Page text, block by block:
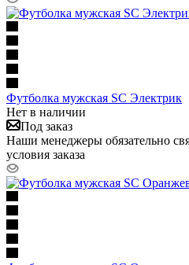
Футболка мужская SC Электрик
Нет в наличии
Под заказ
Наши менеджеры обязательно
условия заказа